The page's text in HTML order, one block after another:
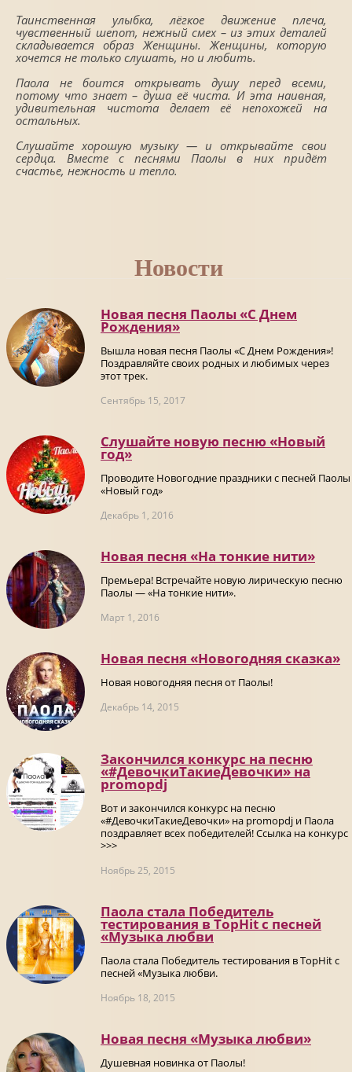
Таинственная улыбка, лёгкое движение плеча,
чувственный шепот, нежный смех – из этих деталей
складывается образ Женщины. Женщины, которую
хочется не только слушать, но и любить.
Паола не боится открывать душу перед всеми,
потому что знает – душа её чиста. И эта наивная,
удивительная чистота делает её непохожей на
остальных.
Слушайте хорошую музыку — и открывайте свои
сердца. Вместе с песнями Паолы в них придёт
счастье, нежность и тепло.
Новости
Новая песня Паолы «С Днем
Рождения»
Вышла новая песня Паолы «С Днем Рождения»!
Поздравляйте своих родных и любимых через
этот трек.
Сентябрь 15, 2017
Слушайте новую песню «Новый
год»
Проводите Новогодние праздники с песней Паолы
«Новый год»
Декабрь 1, 2016
Новая песня «На тонкие нити»
Премьера! Встречайте новую лирическую песню
Паолы — «На тонкие нити».
Март 1, 2016
Новая песня «Новогодняя сказка»
Новая новогодняя песня от Паолы!
Декабрь 14, 2015
Закончился конкурс на песню
«#ДевочкиТакиеДевочки» на
promоpdj
Вот и закончился конкурс на песню
«#ДевочкиТакиеДевочки» на promоpdj и Паола
поздравляет всех победителей! Ссылка на конкурс
>>>
Ноябрь 25, 2015
Паола стала Победитель
тестирования в TopHit с песней
«Музыка любви
Паола стала Победитель тестирования в TopHit с
песней «Музыка любви.
Ноябрь 18, 2015
Новая песня «Музыка любви»
Душевная новинка от Паолы!